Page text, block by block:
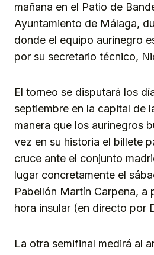
mañana en el Patio de
Ayuntamiento de Málaga,
donde el equipo aurinegro
por su secretario técnico,
El torneo se disputará los
septiembre en la capital de
manera que los aurinegros
vez en su historia el billete
cruce ante el conjunto
lugar concretamente el
Pabellón Martín Carpena, a
hora insular (en directo por
La otra semifinal medirá al